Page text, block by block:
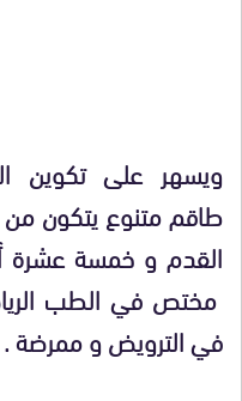
ويسهر على تكوين
طاقم متنوع يتكون من
القدم و خمسة عشرة
مختص في الطب
في الترويض و ممرضة .